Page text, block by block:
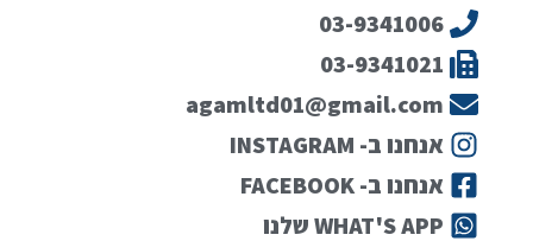
03-9341006
03-9341021
agamltd01@gmail.com
אנחנו ב- INSTAGRAM
אנחנו ב- FACEBOOK
WHAT'S APP שלנו